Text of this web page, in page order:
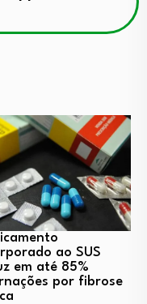
ao SUS
em até 85%
por fibrose